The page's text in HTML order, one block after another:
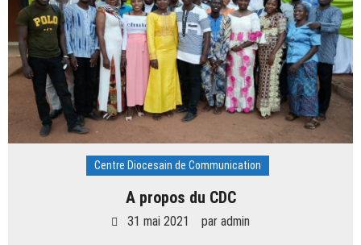
Centre Diocesain de Communication
A propos du CDC
31 mai 2021 par admin